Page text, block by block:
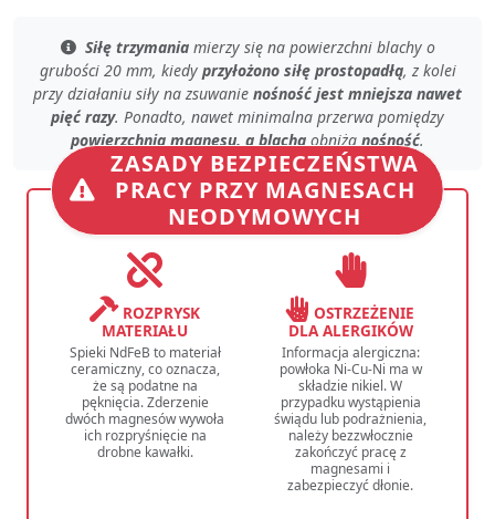
Siłę trzymaniamierzy się na powierzchni blachyo
grubości 20 mm, kiedy przyłożono siłę prostopadłą, z kolei
przy działaniu siły na zsuwanie nośność jest mniejsza nawet
pięć razy. Ponadto, nawet minimalna przerwa pomiędzy
powierzchnią magnesu, a blachą obniża nośność.
ZASADY BEZPIECZEŃSTWA
PRACY PRZY MAGNESACH
NEODYMOWYCH
ROZPRYSK
MATERIAŁU
Spieki NdFeB to materiał
ceramiczny, co oznacza,
że są podatne na
pęknięcia. Zderzenie
dwóch magnesów wywoła
ich rozpryśnięcie na
drobne kawałki.
OSTRZEŻENIE
DLA ALERGIKÓW
Informacja alergiczna:
powłoka Ni-Cu-Ni ma w
składzie nikiel. W
przypadku wystąpienia
świądu lub podrażnienia,
należy bezzwłocznie
zakończyć pracę z
magnesami i
zabezpieczyć dłonie.